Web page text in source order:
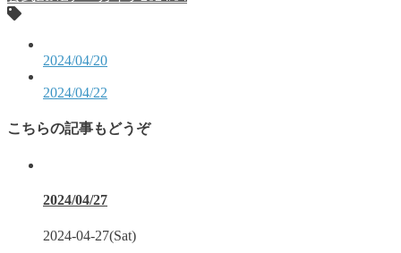
2024/04/20
2024/04/22
こちらの記事もどうぞ
2024/04/27
2024-04-27(Sat)